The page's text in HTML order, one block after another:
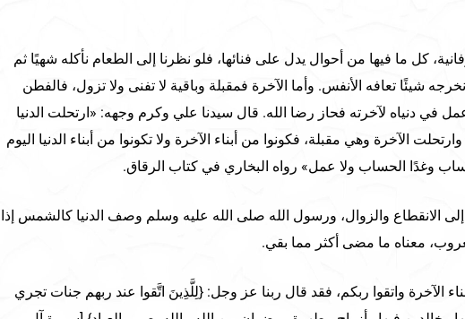
وفانية، كل ما فيها من أحوال يدل على فنائها، فلو نظرنا إلى الطعام نأكله شهيًا ثم
شيئًا تعافه الأنفس. وأما الآخرة فمقبلة وباقية لا تفنى ولا تزول، فالفطن
في دنياه لآخرته فحاز رضا الله. قال سيدنا علي وكرم وجهه: «ارتحلت الدنيا
الآخرة وهي مقبلة، فكونوا من أبناء الآخرة ولا تكونوا من أبناء الدنيا اليوم
وغدًا الحساب ولا عمل» رواه البخاري في كتاب الرقاق.
إلى الانقطاع والزوال، ورسول الله صلى الله عليه وسلم وصف الدنيا كالشمس إذا
معناه ما مضى أكثر مما بقي.
الآخرة واتقوا ربكم، فقد قال ربنا عز وجل: {لِلَّذِينَ اتَّقوا عند ربهم جنات تجري